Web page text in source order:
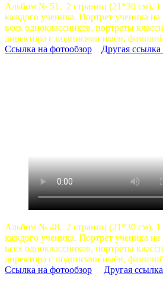
Альбом № 51. 2 страниц (21*30 см). 1
каждого ученика. Портрет ученика
всех одноклассников, портреты
директора с подписями имён,
Ссылка на фотообзор
Другая
Альбом № 48. 2 страниц (21*30 см). 1
каждого ученика. Портрет ученика
всех одноклассников, портреты
директора с подписями имён,
Ссылка на фотообзор
Другая